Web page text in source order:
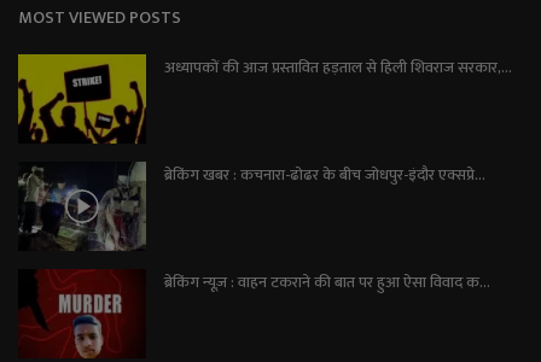
MOST VIEWED POSTS
अध्यापकों की आज प्रस्तावित हड़ताल से हिली शिवराज सरकार,...
ब्रेकिंग खबर : कचनारा-ढोढर के बीच जोधपुर-इंदौर एक्सप्रे...
ब्रेकिंग न्यूज़ : वाहन टकराने की बात पर हुआ ऐसा विवाद क...